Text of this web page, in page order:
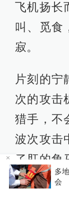
飞机扬长
叫、觅食
寂。
片刻的宁
次的攻击
猎手，不
波次攻击
了肛的角
弹，只
片。“内
多
会